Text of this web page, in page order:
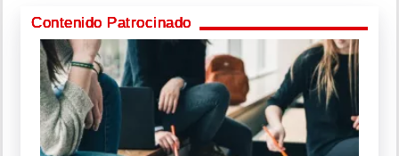
Contenido Patrocinado